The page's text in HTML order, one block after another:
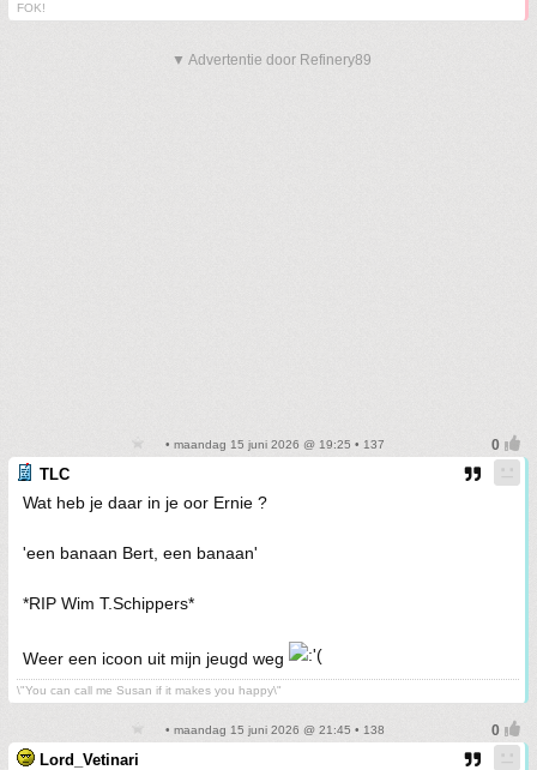
FOK!
▼ Advertentie door Refinery89
• maandag 15 juni 2026 @ 19:25 • 137
TLC
Wat heb je daar in je oor Ernie ?
'een banaan Bert, een banaan'
*RIP Wim T.Schippers*
Weer een icoon uit mijn jeugd weg
\"You can call me Susan if it makes you happy\"
• maandag 15 juni 2026 @ 21:45 • 138
Lord_Vetinari